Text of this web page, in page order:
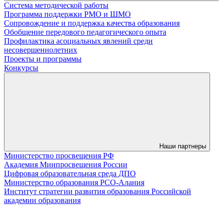
Система методической работы
Программа поддержки РМО и ШМО
Сопровождение и поддержка качества образования
Обобщение передового педагогического опыта
Профилактика асоциальных явлений среди
несовершеннолетних
Проекты и программы
Конкурсы
Наши партнеры
Министерство просвещения РФ
Академия Минпросвещения России
Цифровая образовательная среда ДПО
Министерство образования РСО-Алания
Институт стратегии развития образования Российской
академии образования